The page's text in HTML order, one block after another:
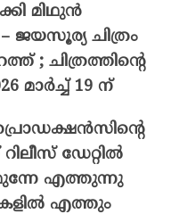
മിഥുൻ
ചിത്രം
; ചിത്രത്തിന്റെ
മാർച്ച് 19 ന്
ഡേറ്റിൽ
മുന്നേ എത്തുന്നു
എത്തും